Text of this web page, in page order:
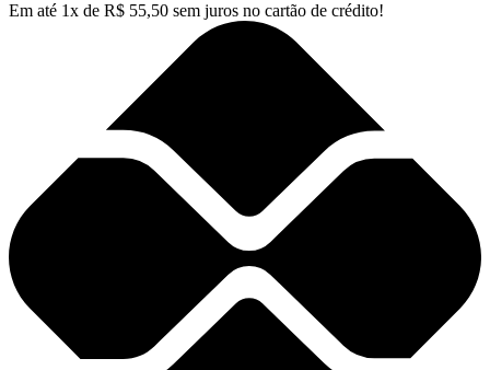
Em até 1x de R$ 55,50 sem juros no cartão de crédito!